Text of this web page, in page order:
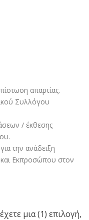
απαρτίας.
Συλλόγου
/ έκθεσης
την ανάδειξη
Εκπροσώπου στον
μια (1) επιλογή,